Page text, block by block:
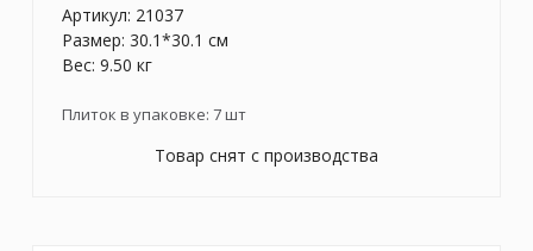
Артикул: 21037
Размер: 30.1*30.1 см
Вес: 9.50 кг
Плиток в упаковке: 7шт
Товар снят с производства